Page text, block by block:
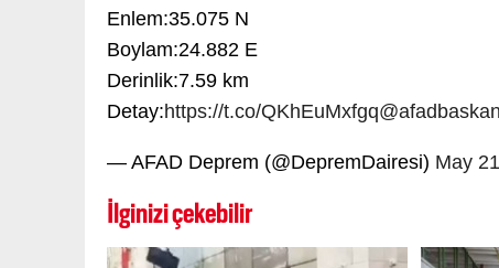
Enlem:35.075 N
Boylam:24.882 E
Derinlik:7.59 km
Detay:https://t.co/QKhEuMxfgq
— AFAD Deprem (@DepremDairesi) May
İlginizi çekebilir